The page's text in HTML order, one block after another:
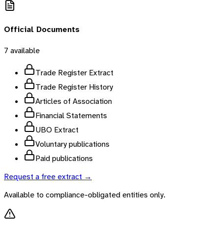
Official Documents
7 available
Trade Register Extract
Trade Register History
Articles of Association
Financial Statements
UBO Extract
Voluntary publications
Paid publications
Request a free extract →
Available to compliance-obligated entities only.